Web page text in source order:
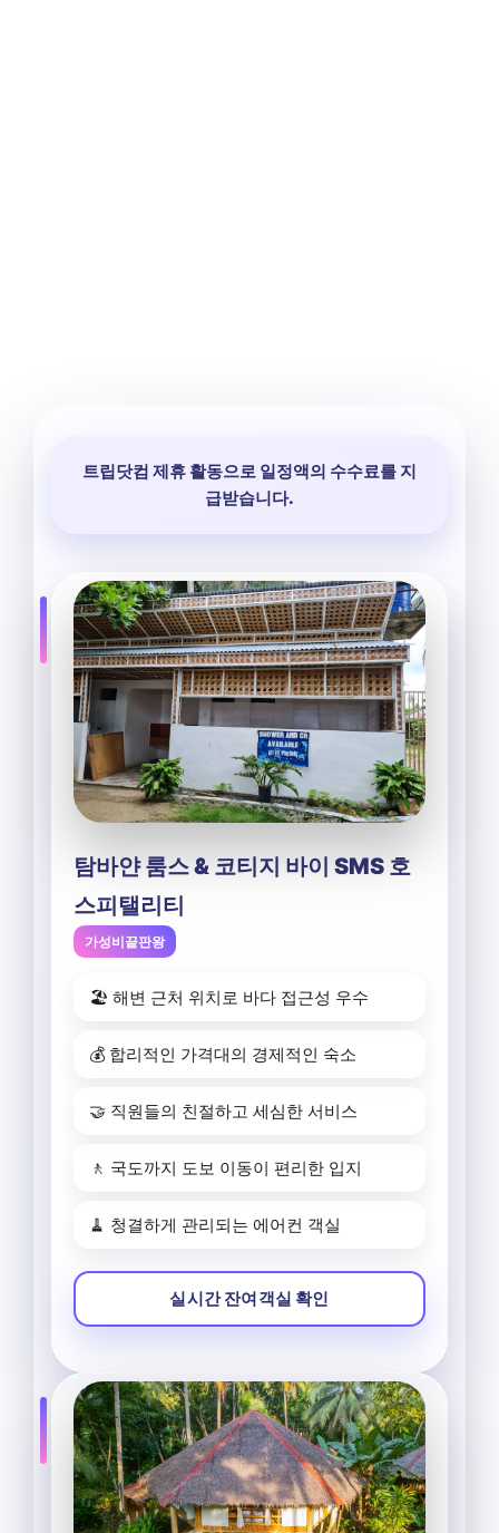
트립닷컴 제휴 활동으로 일정액의 수수료를 지
급받습니다.
탐바얀 룸스 & 코티지 바이 SMS 호
스피탤리티
가성비끝판왕
🏖️ 해변 근처 위치로 바다 접근성 우수
💰 합리적인 가격대의 경제적인 숙소
🤝 직원들의 친절하고 세심한 서비스
🚶 국도까지 도보 이동이 편리한 입지
🧹 청결하게 관리되는 에어컨 객실
실시간 잔여객실 확인